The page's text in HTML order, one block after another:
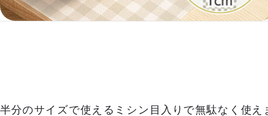
半分のサイズで使えるミシン目入りで無駄なく使え